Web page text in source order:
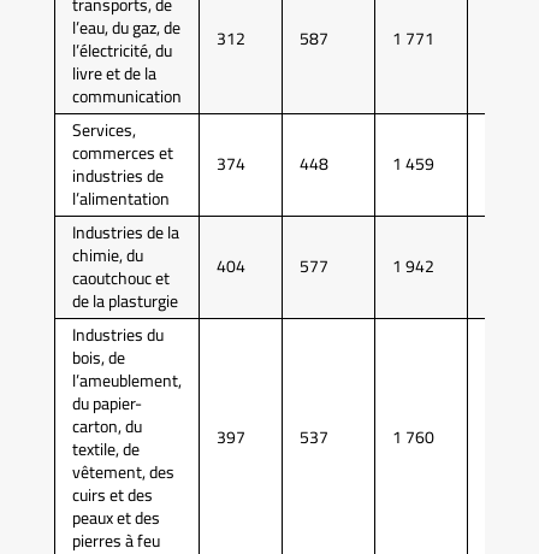
l’eau, du gaz, de
l’électricité, du
livre et de la
communication
312 587 1 771
Services,
commerces et
industries de
l’alimentation
374 448 1 459
Industries de la
chimie, du
caoutchouc et
de la plasturgie
404 577 1 942
Industries du
bois, de
l’ameublement,
du papier-
carton, du
textile, de
vêtement, des
cuirs et des
peaux et des
pierres à feu
397 537 1 760